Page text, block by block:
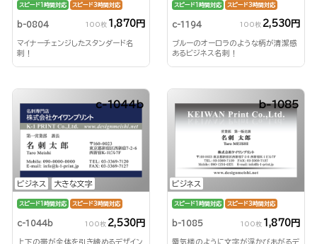
スピード1時間対応 スピード3時間対応
b-0804 100枚 1,870円
マイナーチェンジしたスタンダード名
刺！
スピード1時間対応 スピード3時間対応
c-1194 100枚 2,530円
ブルーのオーロラのような柄が清潔感
あるビジネス名刺！
ビジネス 大きな文字
c-1044b
スピード1時間対応 スピード3時間対応
c-1044b 100枚 2,530円
上下の帯が全体を引き締めるデザイン
ビジネス
b-1085
スピード1時間対応 スピード3時間対応
b-1085 100枚 1,870円
蜃気楼のように文字が浮かびあがるデ